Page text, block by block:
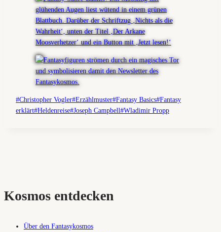
Schlagworte:
#Christopher Vogler#Erzählmuster#Fantasy Basics#Fantasy
erklärt#Heldenreise#Joseph Campbell#Wladimir Propp
Kosmos entdecken
Über den Fantasykosmos